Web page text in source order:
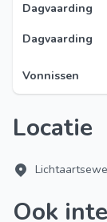
Dagvaarding
Dagvaarding
Vonnissen
Locatie
Ook